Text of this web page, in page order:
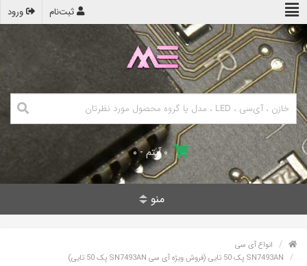
ورود ثبت‌نام
۰ آیتم - ۰
منو
انواع آی سی
SN7493AN پک 50 تایی (فروش ویژه آی سی SN7493AN پک 50 تایی)